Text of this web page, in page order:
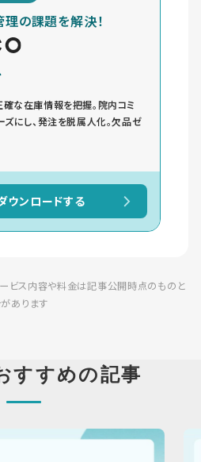
の課題を解決！
な在庫情報を把握。院内コミ
ズにし、発注を脱属人化。欠品ゼ
ウンロードする
ビス内容や料金は記事公開時点のものと
あります
すすめの記事